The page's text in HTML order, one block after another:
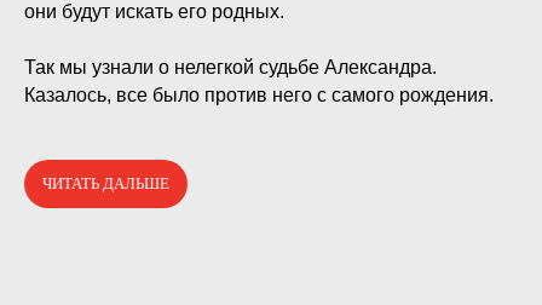
они будут искать его родных.
Так мы узнали о нелегкой судьбе Александра.
Казалось, все было против него с самого рождения.
ЧИТАТЬ ДАЛЬШЕ